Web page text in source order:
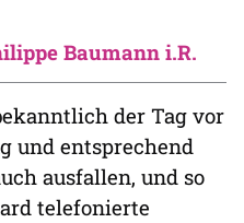
Baumann i.R.
der Tag vor
und entsprechend
ausfallen, und so
telefonierte